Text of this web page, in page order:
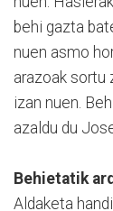
behi gazta
nuen asmo
arazoak sortu
izan nuen.
azaldu du
Behietatik
Aldaketa